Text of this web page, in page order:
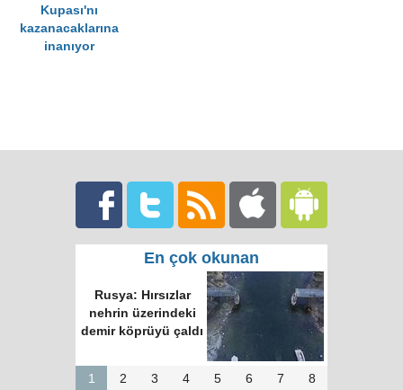
Kupası'nı
kazanacaklarına
inanıyor
En çok okunan
Rusya: Hırsızlar
nehrin üzerindeki
demir köprüyü çaldı
1 2 3 4 5 6 7 8